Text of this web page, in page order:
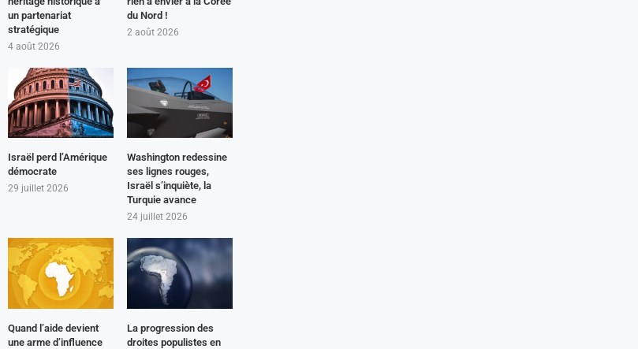
un partenariat
stratégique
4 août 2026
du Nord !
2 août 2026
Israël perd l’Amérique
démocrate
29 juillet 2026
Washington redessine
ses lignes rouges,
Israël s’inquiète, la
Turquie avance
24 juillet 2026
Quand l’aide devient
une arme d’influence
La progression des
droites populistes en